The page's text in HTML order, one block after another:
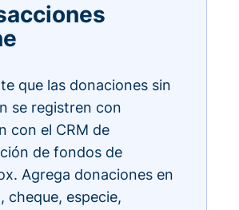
que las donaciones sin
se registren con
con el CRM de
de fondos de
Agrega donaciones en
cheque, especie,